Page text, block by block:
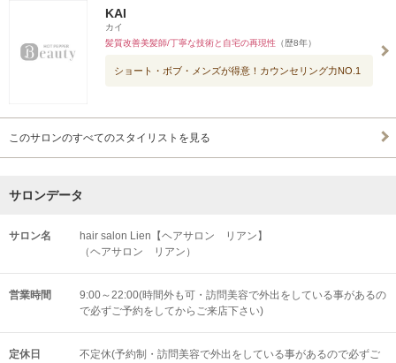
KAI
カイ
髪質改善美髪師/丁寧な技術と自宅の再現性 （歴8年）
ショート・ボブ・メンズが得意！カウンセリング力NO.1
このサロンのすべてのスタイリストを見る
サロンデータ
サロン名
hair salon Lien【ヘアサロン リアン】
（ヘアサロン リアン）
営業時間
9:00～22:00(時間外も可・訪問美容で外出をしている事があるの
で必ずご予約をしてからご来店下さい)
定休日
不定休(予約制・訪問美容で外出をしている事があるので必ずご